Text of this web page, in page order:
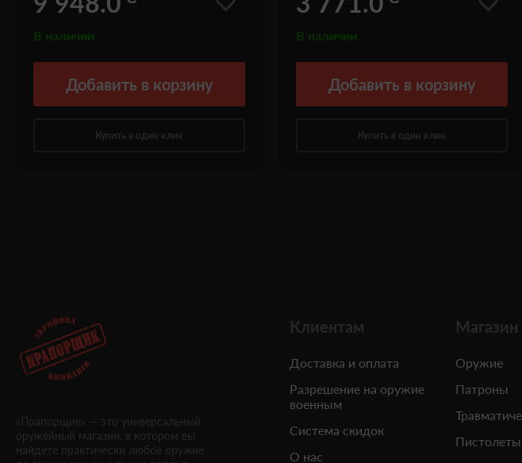
В наличии
Добавить в корзину
Купить в один клик
В наличии
Добавить в корзину
Купить в один клик
«Прапорщик» — это универсальный
оружейный магазин, в котором вы
найдете практически любое оружие
Клиентам
Доставка и оплата
Разрешение на оружие
военным
Система скидок
О нас
Магазин
Оружие
Патроны
Пистолеты